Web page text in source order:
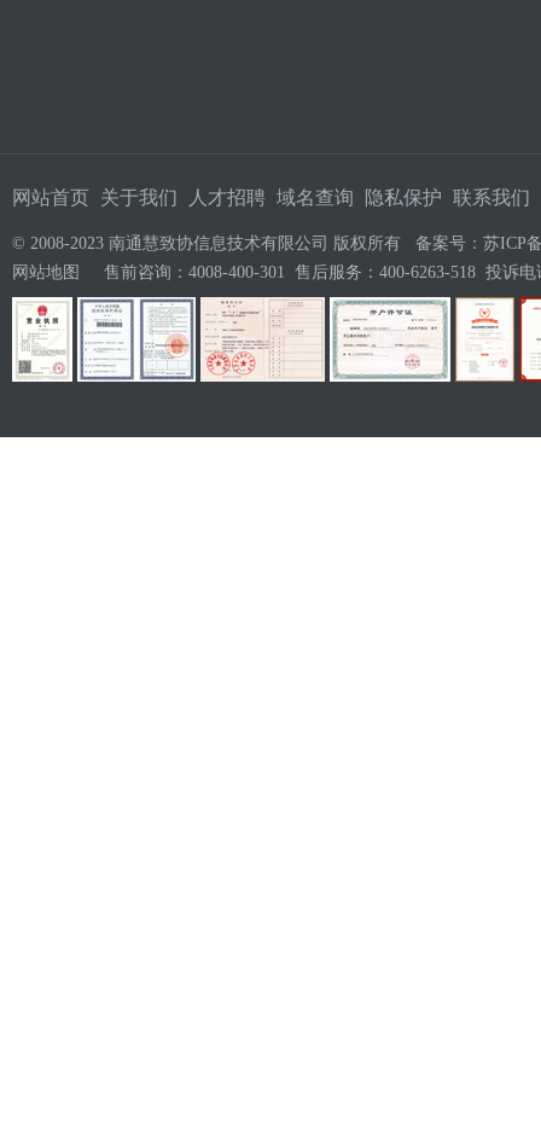
网站首页 关于我们 人才招聘 域名查询 隐私保护 联系我们
© 2008-2023 南通慧致协信息技术有限公司 版权所有 备案号： 苏ICP
网站地图
售前咨询：4008-400-301 售后服务：400-6263-518 投诉